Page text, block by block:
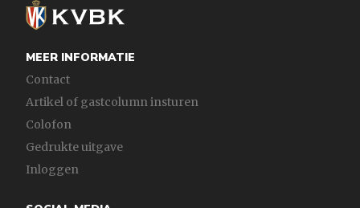
MEER INFORMATIE
Contact
Artikel of gastcolumn insturen
Colofon
Gedrukte uitgave
Inloggen